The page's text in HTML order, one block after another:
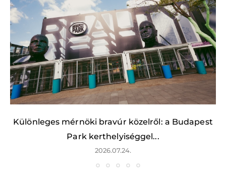
Különleges mérnöki bravúr közelről: a Budapest
Park kerthelyiséggel...
2026.07.24.